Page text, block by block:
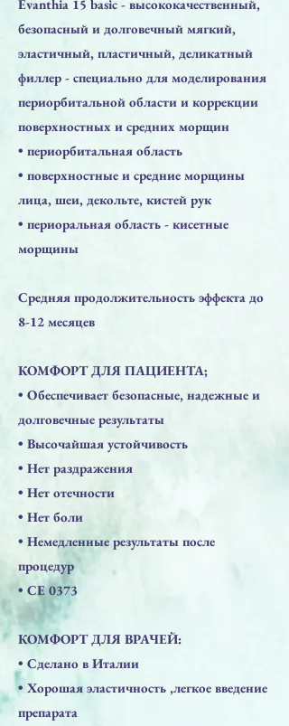
Evanthia 15 basic - высококачественный,
безопасный и долговечный мягкий,
эластичный, пластичный, деликатный
филлер - специально для моделирования
периорбитальной области и коррекции
поверхностных и средних морщин
• периорбитальная область
• поверхностные и средние морщины
лица, шеи, декольте, кистей рук
• периоральная область - кисетные
морщины
Средняя продолжительность эффекта до
8-12 месяцев
КОМФОРТ ДЛЯ ПАЦИЕНТА;
​• Обеспечивает безопасные, надежные и
долговечные результаты
• Высочайшая устойчивость
• Нет раздражения
• Нет отечности
• Нет боли
• Немедленные результаты после
процедур
• СЕ 0373
КОМФОРТ ДЛЯ ВРАЧЕЙ:
• Сделано в Италии
• Хорошая эластичность ,легкое введение
препарата